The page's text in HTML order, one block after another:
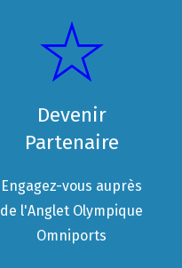
Devenir
Partenaire
Engagez-vous auprès
de l'Anglet Olympique
Omniports